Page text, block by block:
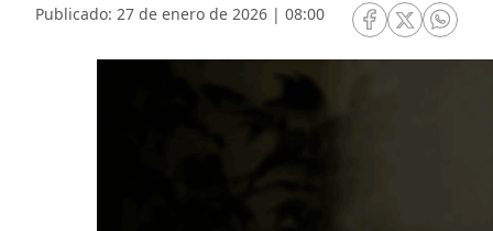
Publicado: 27 de enero de 2026 | 08:00
RRSS Facebook
RRSSRRSS